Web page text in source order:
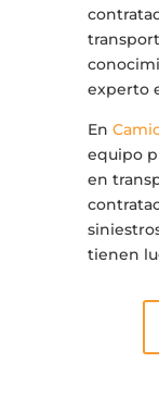
experto
En
equipo
en
tienen